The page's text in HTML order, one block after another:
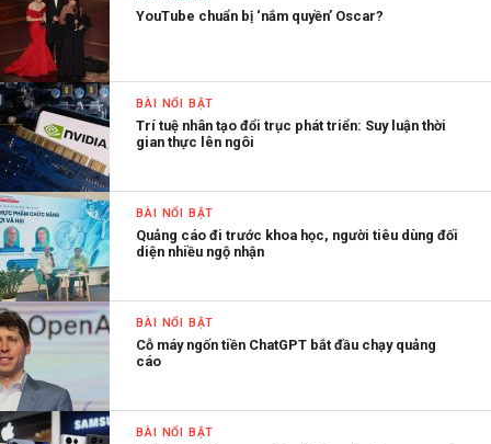
YouTube chuẩn bị ‘nắm quyền’ Oscar?
BÀI NỔI BẬT
Trí tuệ nhân tạo đổi trục phát triển: Suy luận thời
gian thực lên ngôi
BÀI NỔI BẬT
Quảng cáo đi trước khoa học, người tiêu dùng đối
diện nhiều ngộ nhận
BÀI NỔI BẬT
Cỗ máy ngốn tiền ChatGPT bắt đầu chạy quảng
cáo
BÀI NỔI BẬT